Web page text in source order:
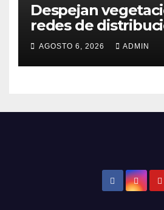
Despejan
redes de
eléctrica
AGOSTO 6, 2026 ADMIN